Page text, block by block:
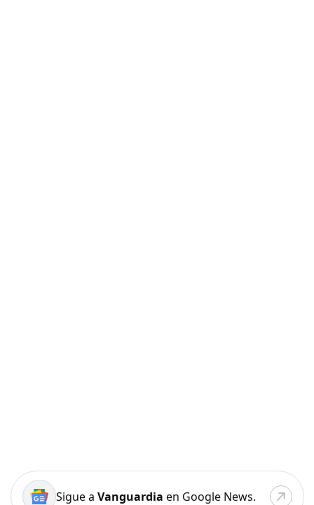
Sigue a Vanguardia en Google News.